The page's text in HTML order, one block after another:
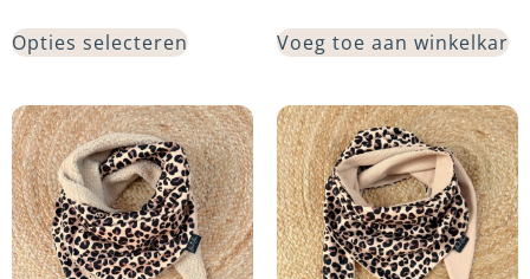
Opties selecteren Voeg toe aan winkelkar